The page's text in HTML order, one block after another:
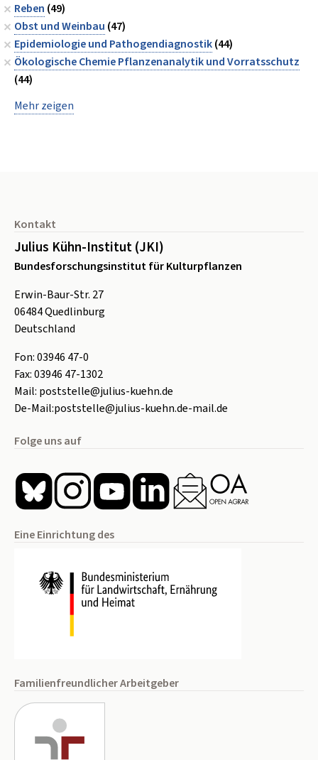
Reben (49)
Obst und Weinbau (47)
Epidemiologie und Pathogendiagnostik(44)
Ökologische Chemie Pflanzenanalytik und Vorratsschutz
(44)
Mehr zeigen
Kontakt
Julius Kühn-Institut (JKI)
Bundesforschungsinstitut für Kulturpflanzen
Erwin-Baur-Str. 27
06484Quedlinburg
Deutschland
Fon:03946 47-0
Fax:03946 47-1302
Mail: poststelle@julius-kuehn.de
De-Mail:poststelle@julius-kuehn.de-mail.de
Folge uns auf
Eine Einrichtung des
Familienfreundlicher Arbeitgeber